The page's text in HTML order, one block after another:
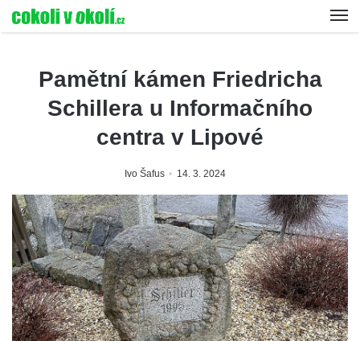
Pamětní kámen Friedricha
Schillera u Informačního
centra v Lipové
Ivo Šafus 14. 3. 2024